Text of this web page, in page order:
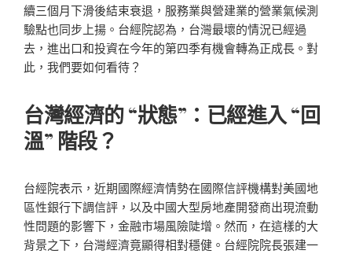
續三個月下滑後結束衰退，服務業與營建業的營業氣候測
驗點也同步上揚。台經院認為，台灣最壞的情況已經過
去，進出口和投資在今年的第四季有機會轉為正成長。對
此，我們要如何看待？
台灣經濟的 “狀態”：已經進入 “回
溫” 階段？
台經院表示，近期國際經濟情勢在國際信評機構對美國地
區性銀行下調信評，以及中國大型房地產開發商出現流動
性問題的影響下，金融市場風險陡增。然而，在這樣的大
背景之下，台灣經濟竟顯得相對穩健。台經院院長張建一